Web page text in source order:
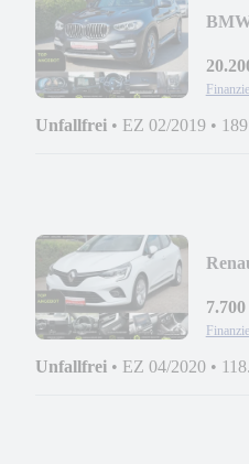
Unfallfrei • EZ 02/2019 •
7.700
Unfallfrei • EZ 04/2020 •